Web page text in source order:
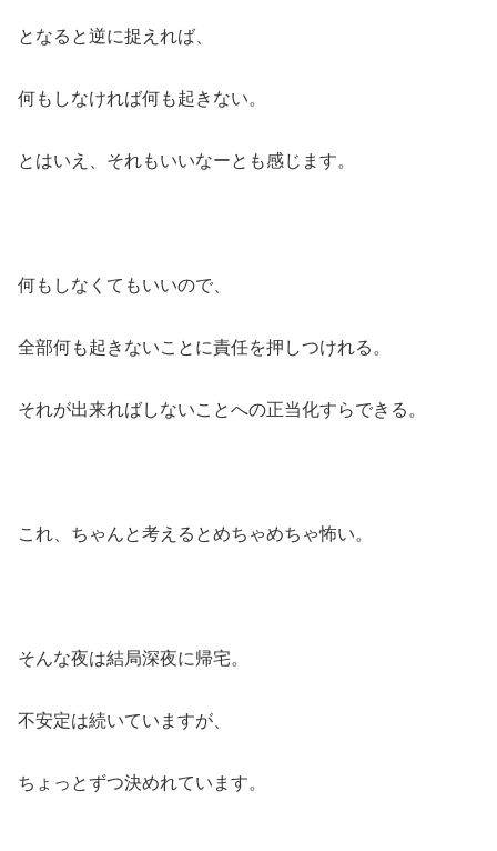
となると逆に捉えれば、
何もしなければ何も起きない。
とはいえ、それもいいなーとも感じます。
何もしなくてもいいので、
全部何も起きないことに責任を押しつけれる。
それが出来ればしないことへの正当化すらできる。
これ、ちゃんと考えるとめちゃめちゃ怖い。
そんな夜は結局深夜に帰宅。
不安定は続いていますが、
ちょっとずつ決めれています。